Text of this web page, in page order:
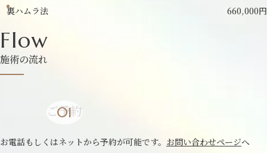
裏ハムラ法 660,000円
Flow
施術の流れ
ご予約
お電話もしくはネットから予約が可能です。 お問い合わせページへ